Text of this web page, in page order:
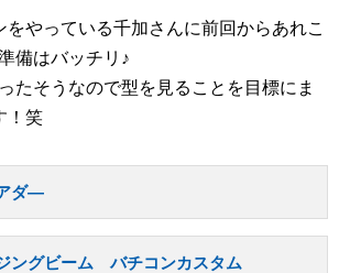
をやっている千加さんに前回からあれこ
備はバッチリ♪
たそうなので型を見ることを目標にま
！笑
ダ―
ングビーム バチコンカスタム